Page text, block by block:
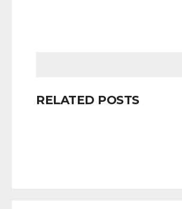
RELATED POSTS